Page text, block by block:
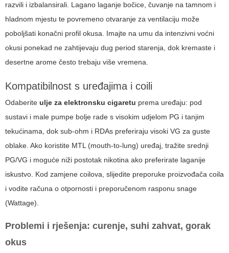
razvili i izbalansirali. Lagano laganje bočice, čuvanje na tamnom i
hladnom mjestu te povremeno otvaranje za ventilaciju može
poboljšati konačni profil okusa. Imajte na umu da intenzivni voćni
okusi ponekad ne zahtijevaju dug period starenja, dok kremaste i
desertne arome često trebaju više vremena.
Kompatibilnost s uređajima i coili
Odaberite ulje za elektronsku cigaretu prema uređaju: pod
sustavi i male pumpe bolje rade s visokim udjelom PG i tanjim
tekućinama, dok sub-ohm i RDAs preferiraju visoki VG za guste
oblake. Ako koristite MTL (mouth-to-lung) uređaj, tražite srednji
PG/VG i moguće niži postotak nikotina ako preferirate laganije
iskustvo. Kod zamjene coilova, slijedite preporuke proizvođača coila
i vodite računa o otpornosti i preporučenom rasponu snage
(Wattage).
Problemi i rješenja: curenje, suhi zahvat, gorak
okus